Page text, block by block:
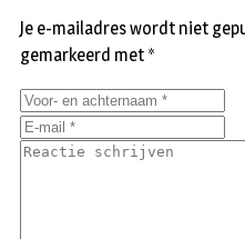
Je e-mailadres wordt niet
gemarkeerd met *